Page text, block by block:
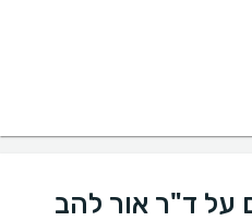
על ד"ר אור להב